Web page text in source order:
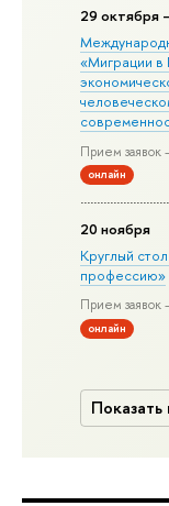
29 октября
«Миграции в
Прием заявок
онлайн
20 ноября
Круглый
профессию»
Прием заявок
онлайн
Показать